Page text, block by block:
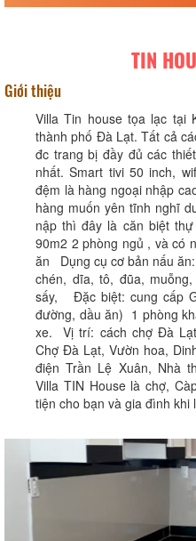
TIN
Giới thiệu
Villa Tin house tọa lạc tại
thành phố Đà Lạt. Tất cả
đc trang bị đầy đủ các
nhất. Smart tivi 50 inch,
đệm là hàng ngoại nhập
hàng muốn yên tĩnh nghĩ
nập thì đây là căn biệt
90m2 2 phòng ngủ , và có
ăn Dụng cụ cơ bản nấu
chén, dĩa, tô, đũa,
sấy, Đặc biệt: cung cấp
đường, dầu ăn) 1 phòng
xe. Vị trí: cách chợ Đà
Chợ Đà Lạt, Vườn hoa,
điện Trần Lệ Xuân, Nhà
Villa TIN House là chợ,
tiện cho bạn và gia đình